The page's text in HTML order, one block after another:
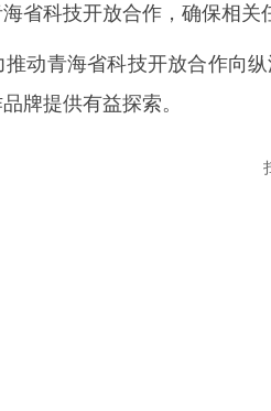
省科技开放合作，确保相关
青海省科技开放合作向纵
牌提供有益探索。